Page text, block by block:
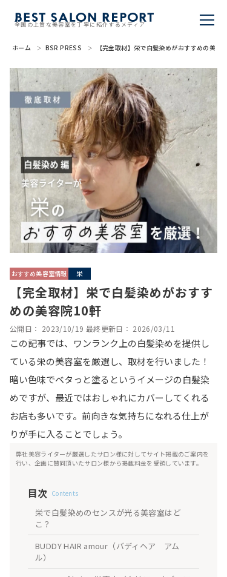
全国の上質な美容室を丁寧に紹介するメディア
BSR PRESS
BEST SALON REPORTとは
ライター
美容室を推薦する
掲載・取材依頼
ホーム BSR PRESS 【完全取材】栄で白髪染めがおすすめの美容院
おすすめ美容室情報 栄
【完全取材】栄で白髪染めがおすす
めの美容院10軒
公開日： 2023/10/19 最終更新日： 2026/03/11
この記事では、ワンランク上の白髪染めを提供し
ている栄の美容室を厳選し、取材を行いました！
暗い色味でベタっと塗るというイメージの白髪染
めですが、最近ではおしゃれにカバーしてくれる
お店も多いです。前向きな気持ちになれる仕上が
りが手に入ることでしょう。
弊社美容ライターが厳選したサロン様に対してサイト掲載のご案内を
行い、企画に賛同頂いたサロン様から掲載料金を受領しています。
目次 Contents
栄で白髪染めのセンスが光る美容室はど
こ？
BUDDY HAIR amour（バディヘア アム
ル）